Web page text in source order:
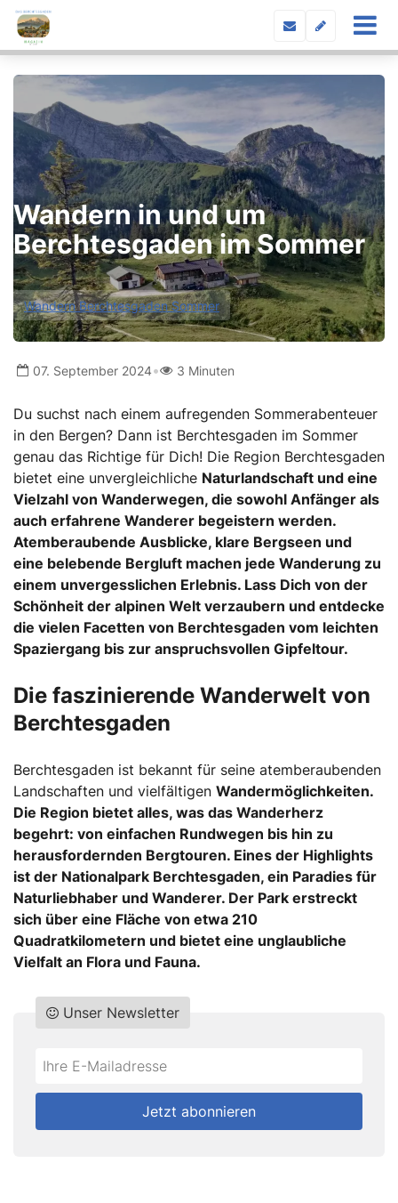
Wandern in und um
Berchtesgaden im Sommer
Wandern Berchtesgaden Sommer
07. September 2024• 3 Minuten
Du suchst nach einem aufregenden Sommerabenteuer
in den Bergen? Dann ist Berchtesgaden im Sommer
genau das Richtige für Dich! Die Region Berchtesgaden
bietet eine unvergleichliche Naturlandschaft und eine
Vielzahl von Wanderwegen, die sowohl Anfänger als
auch erfahrene Wanderer begeistern werden.
Atemberaubende Ausblicke, klare Bergseen und
eine belebende Bergluft machen jede Wanderung zu
einem unvergesslichen Erlebnis. Lass Dich von der
Schönheit der alpinen Welt verzaubern und entdecke
die vielen Facetten von Berchtesgaden vom leichten
Spaziergang bis zur anspruchsvollen Gipfeltour.
Die faszinierende Wanderwelt von
Berchtesgaden
Berchtesgaden ist bekannt für seine atemberaubenden
Landschaften und vielfältigen Wandermöglichkeiten.
Die Region bietet alles, was das Wanderherz
begehrt: von einfachen Rundwegen bis hin zu
herausfordernden Bergtouren. Eines der Highlights
ist der Nationalpark Berchtesgaden, ein Paradies für
Naturliebhaber und Wanderer. Der Park erstreckt
sich über eine Fläche von etwa 210
Quadratkilometern und bietet eine unglaubliche
Vielfalt an Flora und Fauna.
Do
fill
Unser Newsletter
*Ihre
Mailadresse:
Jetzt abonnieren